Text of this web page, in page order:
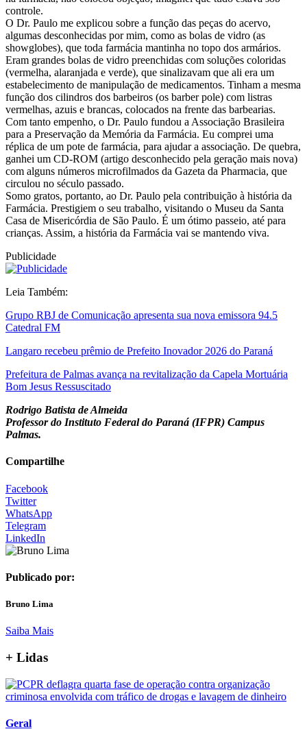
controle.
O Dr. Paulo me explicou sobre a função das peças do acervo,
algumas desconhecidas por mim, como as bolas de vidro (as
showglobes), que toda farmácia mantinha no topo dos armários.
Eram grandes bolas de vidro preenchidas com soluções coloridas
(vermelha, alaranjada e verde), que sinalizavam que ali era um
estabelecimento de manipulação de medicamentos. Tinham a mesma
função dos cilindros dos barbeiros (os barber pole) com listras
vermelhas, azuis e brancas, colocados na frente das barbearias.
Com tanto empenho, o Dr. Paulo fundou a Associação Brasileira
para a Preservação da Memória da Farmácia. Eu comprei uma
réplica de um pote de farmácia, para ajudar a associação. De quebra,
ganhei um CD-ROM (artigo desconhecido pela geração mais nova)
com alguns números microfilmados da Gazeta da Pharmacia, que
circulou no século passado.
Somo gratos, portanto, ao Dr. Paulo pela contribuição à história da
Farmácia. Prestigiem o seu trabalho, visitando o Museu da Santa
Casa de Misericórdia de São Paulo. É um ótimo passeio, até para
crianças. Assim, a história da Farmácia vai se mantendo viva.
Publicidade
Leia Também:
Grupo RBJ de Comunicação apresenta sua nova emissora 94.5
Catedral FM
Langaro recebeu prêmio de Prefeito Inovador 2026 do Paraná
Prefeitura de Palmas avança na revitalização da Capela Mortuária
Bom Jesus Ressuscitado
Rodrigo Batista de Almeida
Professor do Instituto Federal do Paraná (IFPR) Campus
Palmas.
Compartilhe
Facebook
Twitter
WhatsApp
Telegram
LinkedIn
Publicado por:
Bruno Lima
Saiba Mais
+ Lidas
Geral